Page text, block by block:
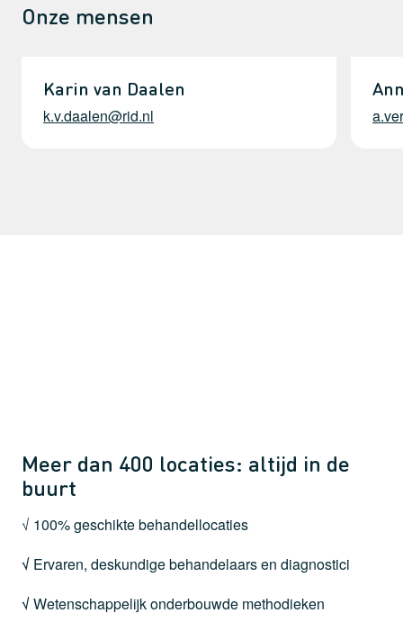
Onze mensen
Karin van Daalen
k.v.daalen@rid.nl
Meer dan 400 locaties: altijd in de
buurt
√ 100% geschikte behandellocaties
√ Ervaren, deskundige behandelaars en diagnostici
√Wetenschappelijk onderbouwde methodieken